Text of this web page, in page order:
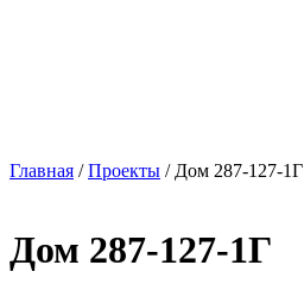
Главная /Проекты / Дом 287-127-1Г
Дом 287-127-1Г